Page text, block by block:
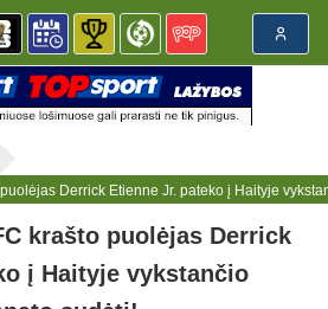
Derrick Etienne Jr. pateko į Haityje
krašto puolėjas Derrick
į Haityje vykstančio